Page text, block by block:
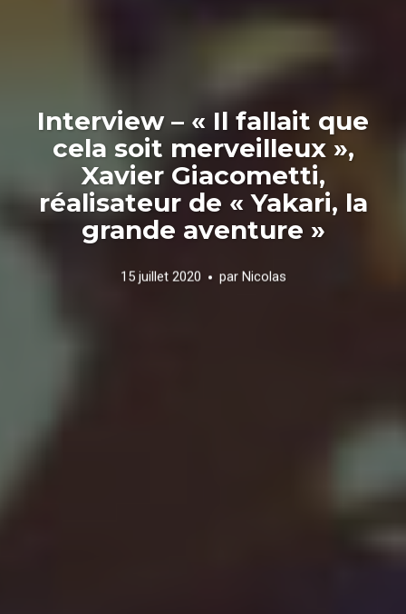
Interview – « Il fallait que
cela soit merveilleux »,
Xavier Giacometti,
réalisateur de « Yakari, la
grande aventure »
15 juillet 2020 par Nicolas